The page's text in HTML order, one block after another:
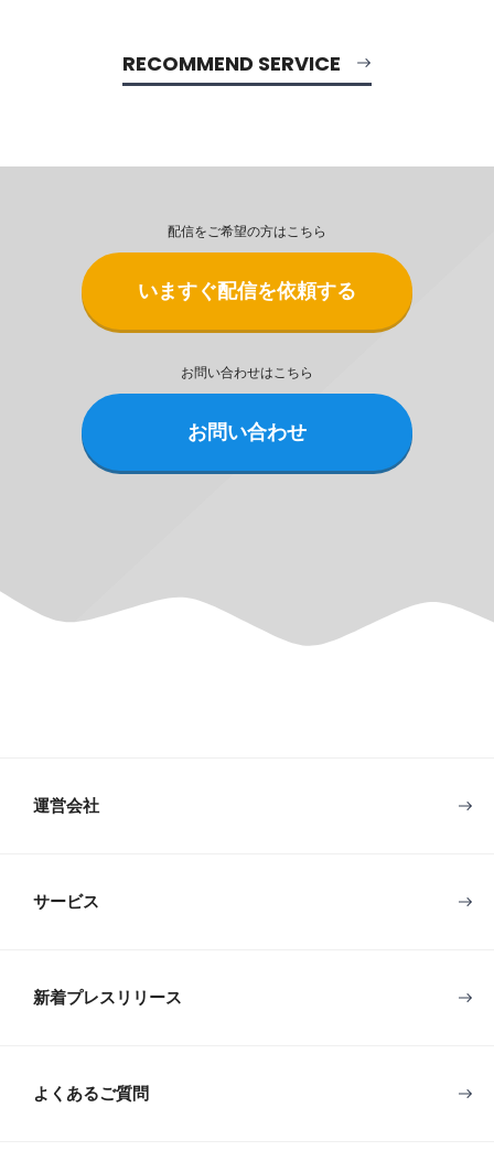
RECOMMEND SERVICE
配信をご希望の方はこちら
いますぐ配信を依頼する
お問い合わせはこちら
お問い合わせ
運営会社
サービス
新着プレスリリース
よくあるご質問